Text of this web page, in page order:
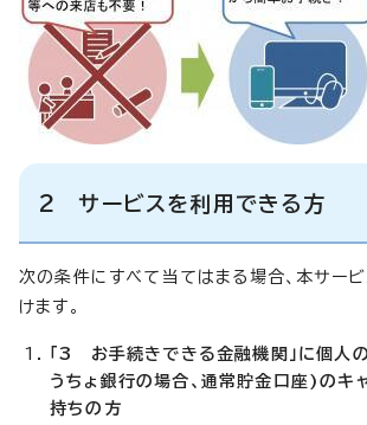
2 サービスを利用できる方
次の条件にすべて当てはまる場合、本サー
けます。
「3 お手続きできる金融機関」に個人
うちょ銀行の場合、通常貯金口座)のキ
持ちの方